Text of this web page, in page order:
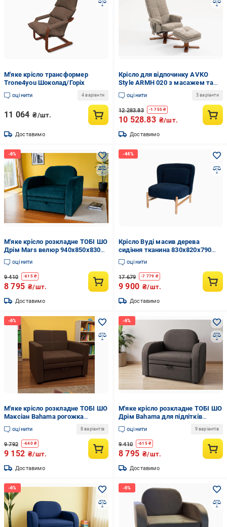
М'яке крісло трансформер
Trone4you Шоколад/Горіх
оцінити 4 варіанти
11 064 ₴/шт.
Доставимо
Крісло для відпочинку AVKO
Style ARMH 020 з масажем та
підігрівом Cappuccino
(2768432790)
оцінити 3 варіанти
12 283.83 -1 755₴
10 528.83 ₴/шт.
Доставимо
М'яке крісло розкладне ТОБІ ШО
Дрім Mars велюр 940х850х830
мм 08/Смарагдовий
оцінити
9 410 -615₴
8 795 ₴/шт.
Доставимо
Крісло Вуді масив дерева
сидіння тканина 830x820x790
мм Синій
оцінити
17 679 -7 779 ₴
9 900 ₴/шт.
Доставимо
М'яке крісло розкладне ТОБІ ШО
Максіан Bahama рогожка
1040х850х830 мм 45/Коричневий
оцінити 8 варіантів
9 792 -640₴
9 152 ₴/шт.
Доставимо
М'яке крісло розкладне ТОБІ ШО
Дрім Bahama для підлітків
рогожка 1040х850х730 мм 9/
Капучино
оцінити 9 варіантів
9 410 -615₴
8 795 ₴/шт.
Доставимо